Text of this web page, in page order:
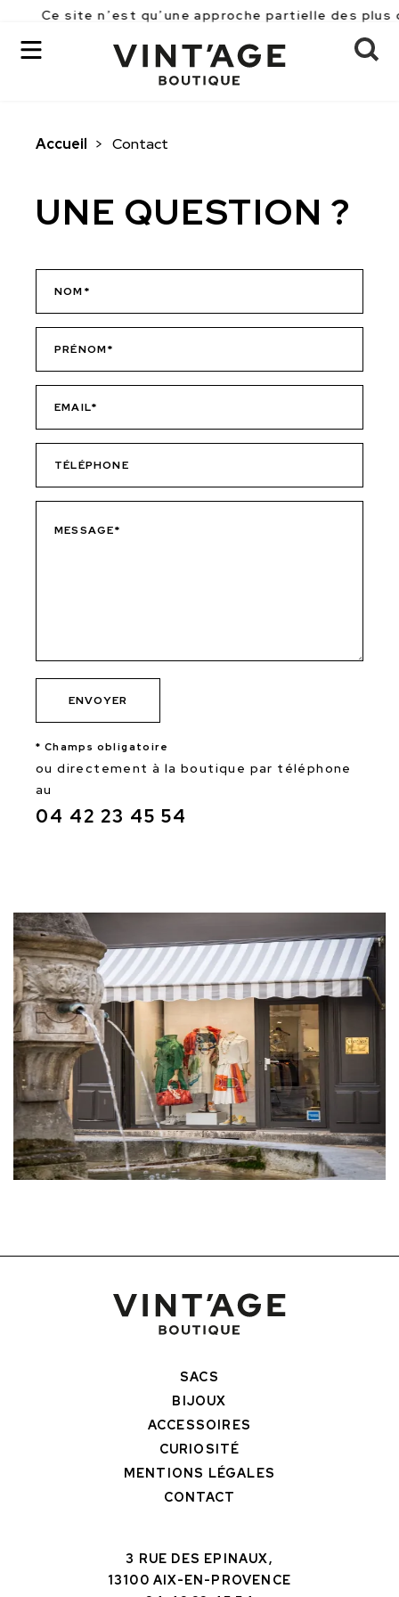
Ce site n’est qu’une approche partielle des plus
Accueil > Contact
UNE QUESTION ?
* Champs obligatoire
ou directement à la boutique par téléphone
au
04 42 23 45 54
SACS
BIJOUX
ACCESSOIRES
CURIOSITÉ
MENTIONS LÉGALES
CONTACT
3 RUE DES EPINAUX,
13100 AIX-EN-PROVENCE